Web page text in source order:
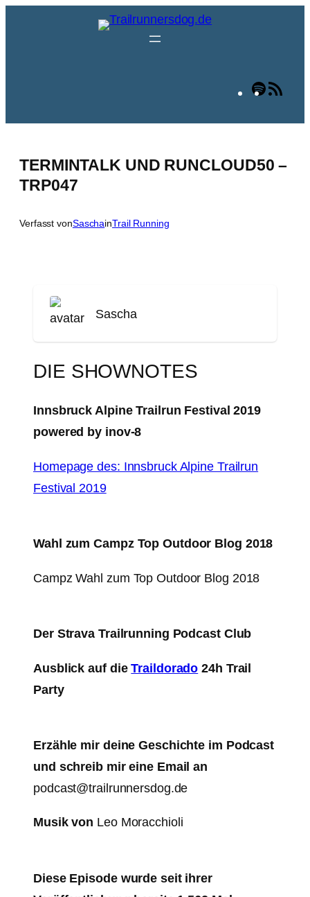
Spotify
TERMINTALK UND RUNCLOUD50 –
TRP047
Verfasst vonSaschainTrail Running
Sascha
DIE SHOWNOTES
Innsbruck Alpine Trailrun Festival 2019
powered by inov-8
Homepage des: Innsbruck Alpine Trailrun
Festival 2019
Wahl zum Campz Top Outdoor Blog 2018
Campz Wahl zum Top Outdoor Blog 2018
Der Strava Trailrunning Podcast Club
Ausblick auf dieTraildorado 24h Trail
Party
Erzähle mir deine Geschichte im Podcast
und schreib mir eine Email an
podcast@trailrunnersdog.de
Musik von Leo Moracchioli
Diese Episode wurde seit ihrer